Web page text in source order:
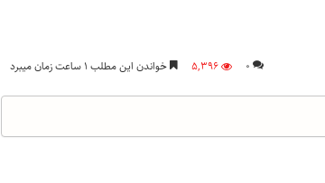
۰ ۵,۳۹۶ خواندن این مطلب ۱ ساعت زمان میبرد